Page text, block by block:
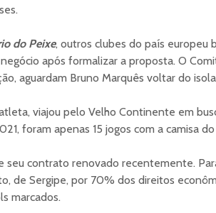
do Peixe, outros clubes do país europeu
após formalizar a proposta. O
aguardam Bruno Marquês voltar do
viajou pelo Velho Continente em
foram apenas 15 jogos com a camisa
seu contrato renovado recentemente.
de Sergipe, por 70% dos direitos
marcados.